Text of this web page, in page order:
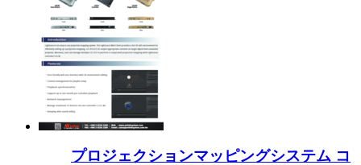
プロジェクションマッピングシステム コ